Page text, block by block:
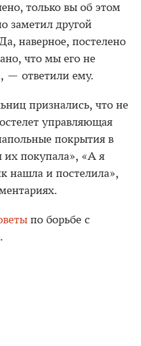
только вы об этом
заметил другой
наверное, постелено
что мы его не
— ответили ему.
признались, что не
управляющая
покрытия в
их покупала», «А я
нашла и постелила»,
по борьбе с